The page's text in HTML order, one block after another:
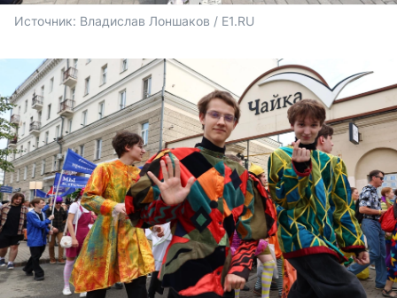
Источник: Владислав Лоншаков / E1.RU